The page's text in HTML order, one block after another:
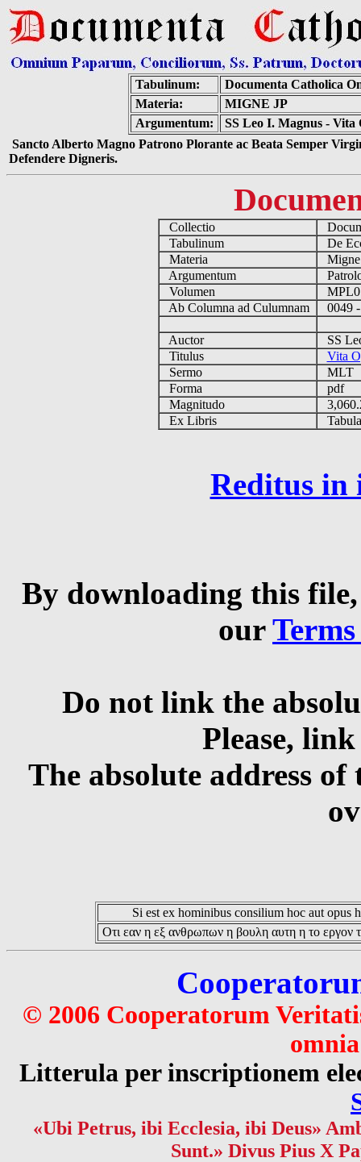
Tabulinum:
Documenta Catholica
Materia:
MIGNE JP
Argumentum:
SS Leo I. Magnus - Vita
Sancto Alberto Magno Patrono Plorante ac Beata Semper
Defendere Digneris.
Collectio
Tabulinum
De
Materia
Argumentum
Volumen
Ab Columna ad Culumnam
0049
Auctor
SS
Titulus
Vita
Sermo
MLT
Forma
pdf
Magnitudo
Ex Libris
Reditus in
By downloading this
our
Do not link the
Please,
The absolute address
Si est ex hominibus consilium hoc aut opus
Οτι εαν η εξ ανθρωπων η βουλη αυτη η το εργον
© 2006 Cooperatorum
Litterula per inscriptionem
«Ubi Petrus, ibi Ecclesia, ibi Deus»
Sunt.» Divus Pius X